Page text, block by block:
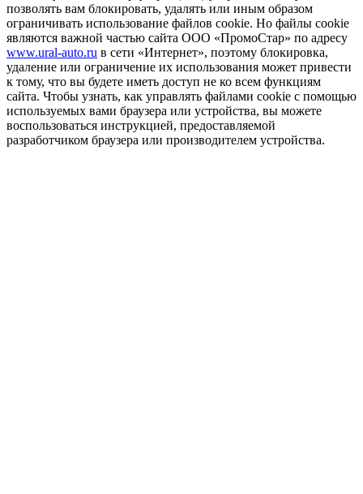
позволять вам блокировать, удалять или иным образом
ограничивать использование файлов cookie. Но файлы cookie
являются важной частью сайта ООО «ПромоСтар» по адресу
www.ural-auto.ru в сети «Интернет», поэтому блокировка,
удаление или ограничение их использования может привести
к тому, что вы будете иметь доступ не ко всем функциям
сайта. Чтобы узнать, как управлять файлами cookie с помощью
используемых вами браузера или устройства, вы можете
воспользоваться инструкцией, предоставляемой
разработчиком браузера или производителем устройства.